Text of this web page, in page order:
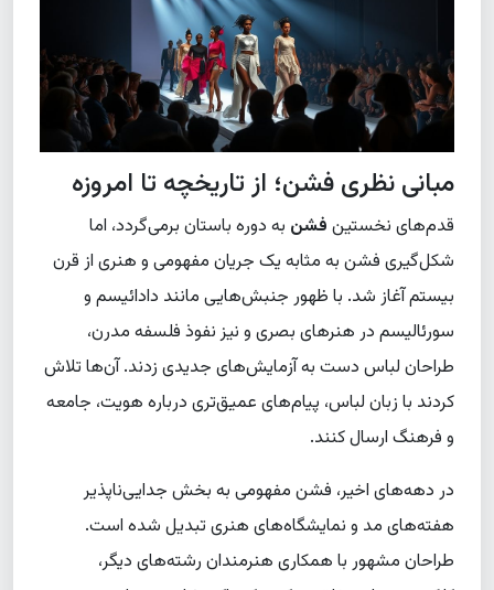
مبانی نظری فشن؛ از تاریخچه تا امروزه
قدم‌های نخستینفشنبه دوره باستان برمی‌گردد، اما
شکل‌گیری فشن به مثابه یک جریان مفهومی و هنری از قرن
بیستم آغاز شد. با ظهور جنبش‌هایی مانند دادائیسم و
سورئالیسم در هنرهای بصری و نیز نفوذ فلسفه مدرن،
طراحان لباس دست به آزمایش‌های جدیدی زدند. آن‌ها تلاش
کردند با زبان لباس، پیام‌های عمیق‌تری درباره هویت، جامعه
و فرهنگ ارسال کنند.
در دهه‌های اخیر، فشن مفهومی به بخش جدایی‌ناپذیر
هفته‌های مد و نمایشگاه‌های هنری تبدیل شده است.
طراحان مشهور با همکاری هنرمندان رشته‌های دیگر،